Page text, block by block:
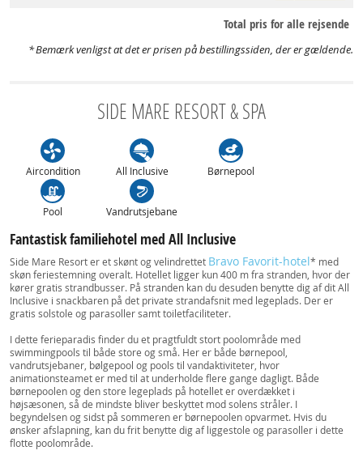
Total pris for alle rejsende
Bemærk venligst at det er prisen på bestillingssiden, der er gældende.
SIDE MARE RESORT & SPA
Aircondition All Inclusive Børnepool
Pool Vandrutsjebane
Fantastisk familiehotel med All Inclusive
Side Mare Resort er et skønt og velindrettet Bravo Favorit-hotel* med
skøn feriestemning overalt. Hotellet ligger kun 400 m fra stranden, hvor der
kører gratis strandbusser. På stranden kan du desuden benytte dig af dit All
Inclusive i snackbaren på det private strandafsnit med legeplads. Der er
gratis solstole og parasoller samt toiletfaciliteter.
I dette ferieparadis finder du et pragtfuldt stort poolområde med
swimmingpools til både store og små. Her er både børnepool,
vandrutsjebaner, bølgepool og pools til vandaktiviteter, hvor
animationsteamet er med til at underholde flere gange dagligt. Både
børnepoolen og den store legeplads på hotellet er overdækket i
højsæsonen, så de mindste bliver beskyttet mod solens stråler. I
begyndelsen og sidst på sommeren er børnepoolen opvarmet. Hvis du
ønsker afslapning, kan du frit benytte dig af liggestole og parasoller i dette
flotte poolområde.